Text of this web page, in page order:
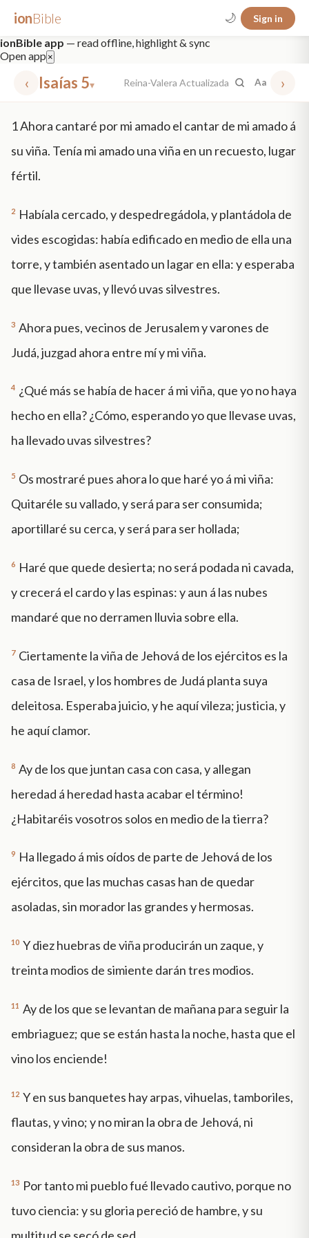
ionBible 🌙 Sign in
ionBible app — read offline, highlight & sync
Open app ×
‹ Isaías 5▾ Reina-Valera Actualizada Aa ›
mt 5 nt faith "peace that passeth" grace -law
1Ahora cantaré por mi amado el cantar de mi amado á
su viña. Tenía mi amado una viña en un recuesto, lugar
fértil.
2 Habíala cercado, y despedregádola, y plantádola de
vides escogidas: había edificado en medio de ella una
torre, y también asentado un lagar en ella: y esperaba
que llevase uvas, y llevó uvas silvestres.
3 Ahora pues, vecinos de Jerusalem y varones de
Judá, juzgad ahora entre mí y mi viña.
4 ¿Qué más se había de hacer á mi viña, que yo no haya
hecho en ella? ¿Cómo, esperando yo que llevase uvas,
ha llevado uvas silvestres?
5 Os mostraré pues ahora lo que haré yo á mi viña:
Quitaréle su vallado, y será para ser consumida;
aportillaré su cerca, y será para ser hollada;
6 Haré que quede desierta; no será podada ni cavada,
y crecerá el cardo y las espinas: y aun á las nubes
mandaré que no derramen lluvia sobre ella.
7 Ciertamente la viña de Jehová de los ejércitos es la
casa de Israel, y los hombres de Judá planta suya
deleitosa. Esperaba juicio, y he aquí vileza; justicia, y
he aquí clamor.
8 Ay de los que juntan casa con casa, y allegan
heredad á heredad hasta acabar el término!
¿Habitaréis vosotros solos en medio de la tierra?
9 Ha llegado á mis oídos de parte de Jehová de los
ejércitos, que las muchas casas han de quedar
asoladas, sin morador las grandes y hermosas.
10 Y diez huebras de viña producirán un zaque, y
treinta modios de simiente darán tres modios.
11 Ay de los que se levantan de mañana para seguir la
embriaguez; que se están hasta la noche, hasta que el
vino los enciende!
12 Y en sus banquetes hay arpas, vihuelas, tamboriles,
flautas, y vino; y no miran la obra de Jehová, ni
consideran la obra de sus manos.
13 Por tanto mi pueblo fué llevado cautivo, porque no
tuvo ciencia: y su gloria pereció de hambre, y su
multitud se secó de sed.